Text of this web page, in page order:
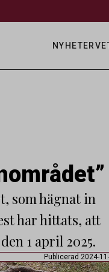
NYHETER
som hägnat in
har hittats, att
1 april 2025.
Publicerad 2024-